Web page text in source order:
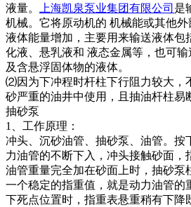
液量。
上海凯泉泵业集团有限公司 是
机械。它将原动机的 机械能或其他
液体能量增加，主要用来输送液体包
化液、悬乳液和 液态金属等，也可
及含悬浮固体物的液体。
⑵因为下冲程时杆柱下行阻力较大，
砂严重的油井中使用，且抽油杆柱易
抽砂泵
1、工作原理：
冲头、沉砂油管、抽砂泵、油管。按
力油管的不断下入，冲头接触砂面，
油管重量完全加在砂面上时，抽砂泵
一个稳定的指重值，就是动力油管的
下死点位置时，指重表悬重稍有下降